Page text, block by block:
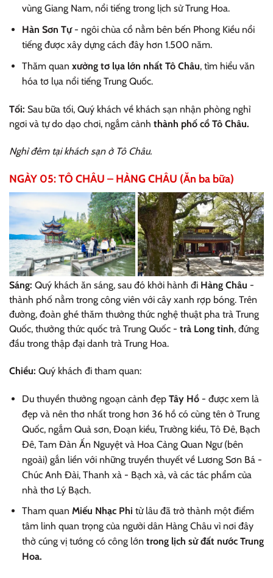
vùng Giang Nam, nổi tiếng trong lịch sử Trung Hoa.
Hàn Sơn Tự- ngôi chùa cổ nằm bên bến Phong Kiều nổi
tiếng được xây dựng cách đây hơn 1.500 năm.
Thăm quan xưởng tơ lụa lớn nhất Tô Châu, tìm hiểu văn
hóa tơ lụa nổi tiếng Trung Quốc.
Tối: Sau bữa tối, Quý khách về khách sạn nhận phòng nghỉ
ngơi và tự do dạo chơi, ngắm cảnh thành phố cổ Tô Châu.
Nghỉ đêm tại khách sạn ở Tô Châu.
NGÀY 05: TÔ CHÂU – HÀNG CHÂU (Ăn ba bữa)
Sáng: Quý khách ăn sáng, sau đó khởi hành đi Hàng Châu -
thành phố nằm trong công viên với cây xanh rợp bóng. Trên
đường, đoàn ghé thăm thưởng thức nghệ thuật pha trà Trung
Quốc, thưởng thức quốc trà Trung Quốc - trà Long tỉnh, đứng
đầu trong thập đại danh trà Trung Hoa.
Chiều: Quý khách đi tham quan:
Du thuyền thưởng ngoạn cảnh đẹpTây Hồ- được xem là
đẹp và nên thơ nhất trong hơn 36 hồ có cùng tên ở Trung
Quốc, ngắm Quả sơn, Đoạn kiều, Trường kiều, Tô Đê, Bạch
Đê, Tam Đàn Ấn Nguyệt và Hoa Cảng Quan Ngư (bên
ngoài) gắn liền với những truyền thuyết về Lương Sơn Bá -
Chúc Anh Đài, Thanh xà - Bạch xà, và các tác phẩm của
nhà thơ Lý Bạch.
Tham quan Miếu Nhạc Phi từ lâu đã trở thành một điểm
tâm linh quan trọng của người dân Hàng Châu vì nơi đây
thờ cúng vị tướng có công lớn trong lịch sử đất nước Trung
Hoa.